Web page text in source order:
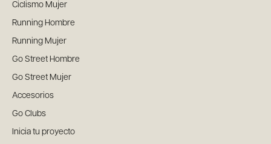
Ciclismo Mujer
Running Hombre
Running Mujer
Go Street Hombre
Go Street Mujer
Accesorios
Go Clubs
Inicia tu proyecto